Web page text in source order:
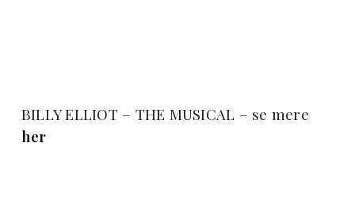
BILLY ELLIOT – THE MUSICAL – se mere
her